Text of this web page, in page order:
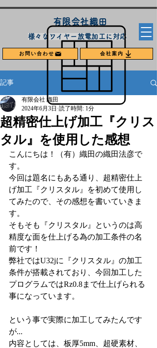
​有限会社織田
​様々なワイヤー放電加工に対応
お問い合わせ 会社案内
記事
超精密仕上げ加工『クリス
タル』を使用した感想
有限会社 織田
2024年6月3日 読了時間: 1分
こんにちは！（有）織田の織田法彦で
す。
今回は題名にもある通り、超精密仕上
げ加工『クリスタル』を初めて使用し
てみたので、その感想を書いていきま
す。
そもそも『クリスタル』というのは高
精度な面を仕上げる為の加工条件の名
前です！
弊社ではU32jに『クリスタル』の加工
条件が搭載されており、今回加工した
プログラムではRz0.8まで仕上げられる
事になっています。
という事で実際に加工してみたんです
が...
内容としては、板厚5mm、超硬素材、